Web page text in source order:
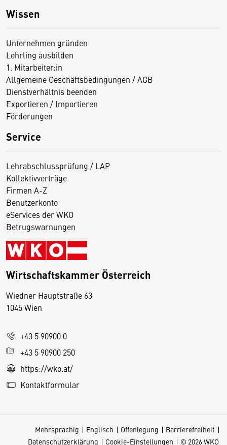
Wissen
Unternehmen gründen
Lehrling ausbilden
1. Mitarbeiter:in
Allgemeine Geschäftsbedingungen / AGB
Dienstverhältnis beenden
Exportieren / Importieren
Förderungen
Service
Lehrabschlussprüfung / LAP
Kollektivverträge
Firmen A-Z
Benutzerkonto
eServices der WKO
Betrugswarnungen
Wirtschaftskammer Österreich
Wiedner Hauptstraße 63
1045 Wien
+43 5 90900 0
+43 5 90900 250
https://wko.at/
Kontaktformular
Mehrsprachig Englisch Offenlegung
Barrierefreiheit
Datenschutzerklärung
Cookie-Einstellungen © 2026 WKO
D
s
e
S
e